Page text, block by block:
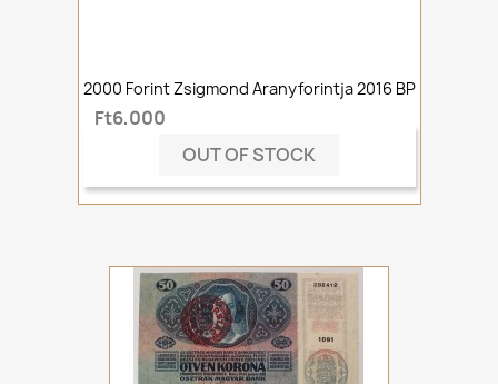
2000 Forint Zsigmond Aranyforintja 2016 BP
Ft6,000
OUT OF STOCK